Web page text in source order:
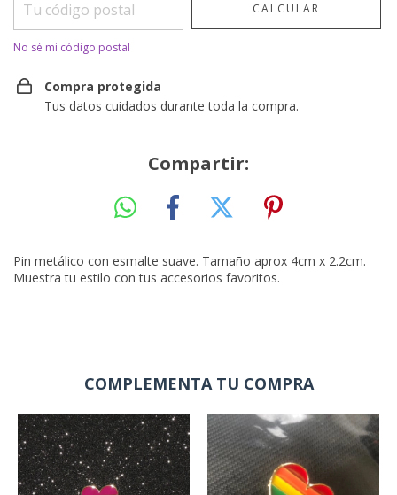
CALCULAR
No sé mi código postal
Compra protegida
Tus datos cuidados durante toda la compra.
Compartir:
Pin metálico con esmalte suave. Tamaño aprox 4cm x 2.2cm.
Muestra tu estilo con tus accesorios favoritos.
COMPLEMENTA TU COMPRA